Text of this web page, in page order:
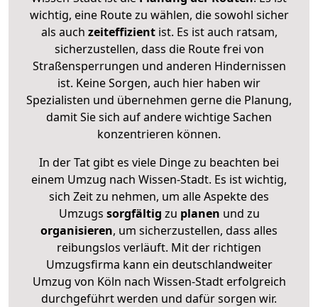
wichtig, eine Route zu wählen, die sowohl sicher
als auch zeiteffizientist. Es ist auch ratsam,
sicherzustellen, dass die Route frei von
Straßensperrungen und anderen Hindernissen
ist. Keine Sorgen, auch hier haben wir
Spezialisten und übernehmen gerne die Planung,
damit Sie sich auf andere wichtige Sachen
konzentrieren können.
In der Tat gibt es viele Dinge zu beachten bei
einem Umzug nach Wissen-Stadt. Es ist wichtig,
sich Zeit zu nehmen, um alle Aspekte des
Umzugs sorgfältig zu planen und zu
organisieren, um sicherzustellen, dass alles
reibungslos verläuft. Mit der richtigen
Umzugsfirma kann ein deutschlandweiter
Umzug von Köln nach Wissen-Stadt erfolgreich
durchgeführt werden und dafür sorgen wir.